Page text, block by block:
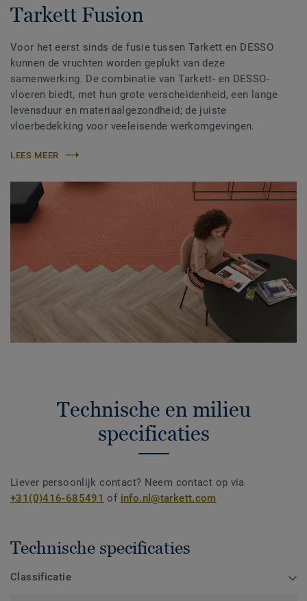
Tarkett Fusion
Voor het eerst sinds de fusie tussen Tarkett en DESSO
kunnen de vruchten worden geplukt van deze
samenwerking. De combinatie van Tarkett- en DESSO-
vloeren biedt, met hun grote verscheidenheid, een lange
levensduur en materiaalgezondheid; de juiste
vloerbedekking voor veeleisende werkomgevingen.
LEES MEER
Technische en milieu
specificaties
Liever persoonlijk contact? Neem contact op via
+31(0)416-685491 of info.nl@tarkett.com
Technische specificaties
Classificatie